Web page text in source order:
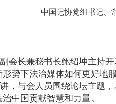
中国记协党组书记、
长兼秘书长鲍绍坤主持开
势下法治媒体如何更好地
，与会人员围绕论坛主题
中国贡献智慧和力量。